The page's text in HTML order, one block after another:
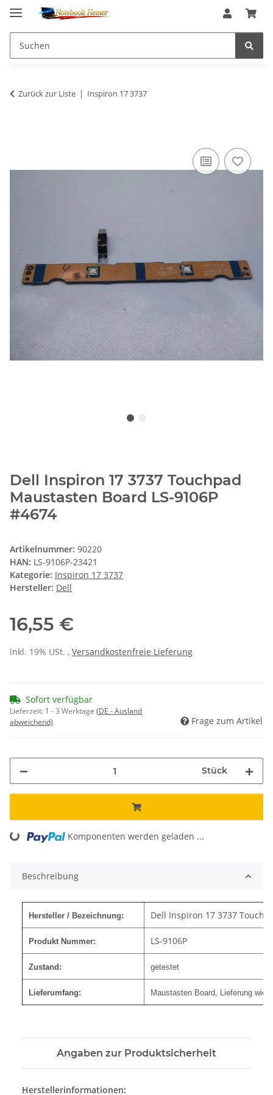
Zurück zur Liste Inspiron 17 3737
Dell Inspiron 17 3737 Touchpad
Maustasten Board LS-9106P
#4674
Artikelnummer: 90220
HAN: LS-9106P-23421
Kategorie: Inspiron 17 3737
Hersteller: Dell
16,55 €
inkl. 19% USt. , Versandkostenfreie Lieferung
Sofort verfügbar
Lieferzeit: 1 - 3 Werktage (DE - Ausland
abweichend)
Frage zum Artikel
Stück
Loading... Komponenten werden geladen ...
Beschreibung
Hersteller / Bezeichnung: Dell Inspiron 17 3737
Produkt Nummer: LS-9106P
Zustand: getestet
Lieferumfang: Maustasten Board, Lieferung wie
Angaben zur Produktsicherheit
Herstellerinformationen: